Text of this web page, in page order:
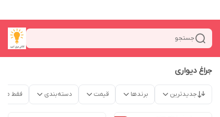
جستجو
جراغ دیواری
جدیدترین برندها قیمت دسته‌بندی فقط